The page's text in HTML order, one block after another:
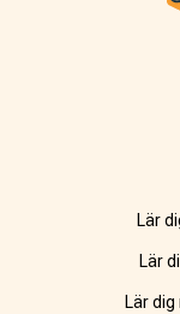
Lär
Lär
Lär